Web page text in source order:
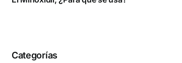
Categorías